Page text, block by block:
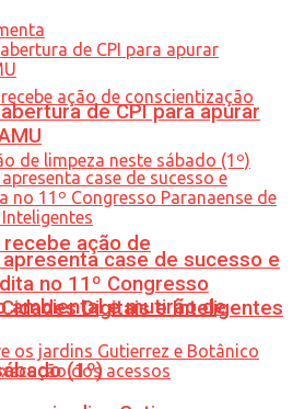
ação de
ambiental e mutirão de
(1º)
de CPI para apurar
case de sucesso e
no 11º Congresso
Digitais e Inteligentes